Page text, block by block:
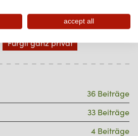
Furgli ganz privat
36 Beiträge
33 Beiträge
4 Beiträge
accept all